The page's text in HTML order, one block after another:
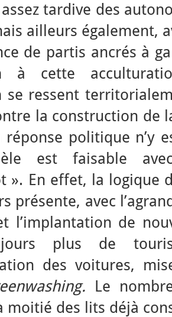
tardive des
ailleurs également,
de partis ancrés à
à cette
se ressent
la construction de
réponse politique n’y
est faisable
». En effet, la logique
présente, avec
l’implantation de
plus de
des voitures,
Le
moitié des lits déjà